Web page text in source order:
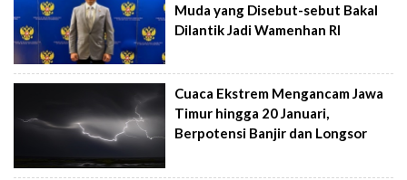
Muda yang Disebut-sebut Bakal
Dilantik Jadi Wamenhan RI
Cuaca Ekstrem Mengancam Jawa
Timur hingga 20 Januari,
Berpotensi Banjir dan Longsor